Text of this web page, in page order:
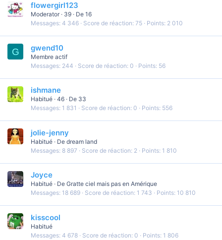
flowergirl123
Moderator · 39 · De 16
Messages 4 346 Score de réaction 75 Points 2 010
G gwend10
Membre actif
Messages 244 Score de réaction 0 Points 56
ishmane
Habitué · 46 · De 33
Messages 1 831 Score de réaction 0 Points 556
jolie-jenny
Habitué · De dream land
Messages 8 897 Score de réaction 2 Points 1 810
Joyce
Habitué · De Gratte ciel mais pas en Amérique
Messages 18 689 Score de réaction 1 743 Points 10 810
kisscool
Habitué
Messages 4 678 Score de réaction 0 Points 1 806